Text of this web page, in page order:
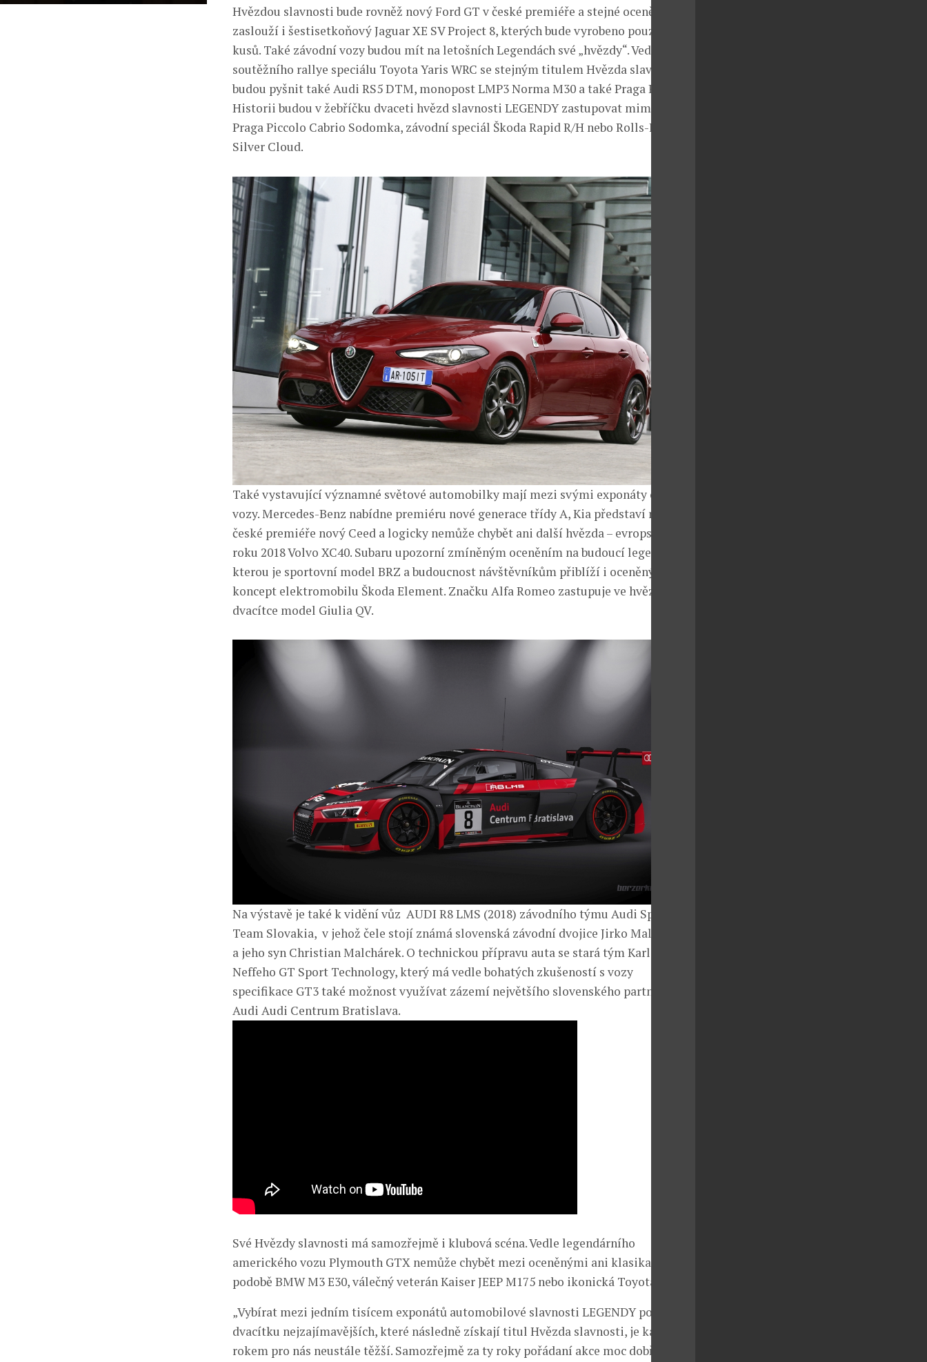
Hvězdou slavnosti bude rovněž nový Ford GT v české premiéře a stejné ocenění
zaslouží i šestisetkoňový Jaguar XE SV Project 8, kterých bude vyrobeno pouze 300
kusů. Také závodní vozy budou mít na letošních Legendách své „hvězdy“. Vedle
soutěžního rallye speciálu Toyota Yaris WRC se stejným titulem Hvězda slavnosti
budou pyšnit také Audi RS5 DTM, monopost LMP3 Norma M30 a také Praga R1.
Historii budou v žebříčku dvaceti hvězd slavnosti LEGENDY zastupovat mimo jiné
Praga Piccolo Cabrio Sodomka, závodní speciál Škoda Rapid R/H nebo Rolls-Royce
Silver Cloud.
Také vystavující významné světové automobilky mají mezi svými exponáty oceněné
vozy. Mercedes-Benz nabídne premiéru nové generace třídy A, Kia představí rovněž v
české premiéře nový Ceed a logicky nemůže chybět ani další hvězda – evropské Auto
roku 2018 Volvo XC40. Subaru upozorní zmíněným oceněním na budoucí legendu,
kterou je sportovní model BRZ a budoucnost návštěvníkům přiblíží i oceněný
koncept elektromobilu Škoda Element. Značku Alfa Romeo zastupuje ve hvězdné
dvacítce model Giulia QV.
Na výstavě je také k vidění vůz AUDI R8 LMS (2018) závodního týmu Audi Sports
Team Slovakia, v jehož čele stojí známá slovenská závodní dvojice Jirko Malchárek
a jeho syn Christian Malchárek. O technickou přípravu auta se stará tým Karla
Neffeho GT Sport Technology, který má vedle bohatých zkušeností s vozy
specifikace GT3 také možnost využívat zázemí největšího slovenského partnera
Audi Audi Centrum Bratislava.
Své Hvězdy slavnosti má samozřejmě i klubová scéna. Vedle legendárního
amerického vozu Plymouth GTX nemůže chybět mezi oceněnými ani klasika v
podobě BMW M3 E30, válečný veterán Kaiser JEEP M175 nebo ikonická Toyota Supra.
„Vybírat mezi jedním tisícem exponátů automobilové slavnosti LEGENDY pouze
dvacítku nejzajímavějších, které následně získají titul Hvězda slavnosti, je každým
rokem pro nás neustále těžší. Samozřejmě za ty roky pořádaní akce moc dobře víme,